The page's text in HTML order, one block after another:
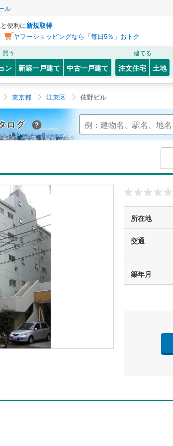
ル
便利に新規取得
ヤフーショッピングなら「毎日5％」おトク
買う
ン 新築一戸建て 中古一戸建て
建てる
注文住宅 土地
東京都 江東区 佐野ビル
Yahoo!不動産 マンションカタログ
所在地
交通
築年月